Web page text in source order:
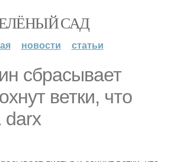
САД
новости статьи
сбрасывает
ветки, что
darx